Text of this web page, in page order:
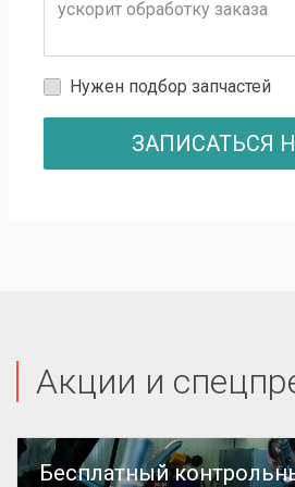
Нужен подбор запчастей
ЗАПИСАТЬСЯ
Акции и
Бесплатный